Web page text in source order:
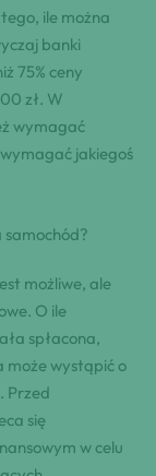
ile można
banki
75% ceny
zł. W
wymagać
jakiegoś
samochód?
możliwe, ale
O ile
spłacona,
może wystąpić o
Przed
się
w celu